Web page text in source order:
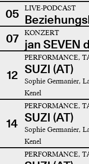
05 LIVE-PODCAST
07
KONZERT
jan SEVEN
12
PERFORMANCE,
SUZI (AT)
Sophie Germanier,
Kenel
14
PERFORMANCE,
SUZI (AT)
Sophie Germanier,
Kenel
PERFORMANCE,